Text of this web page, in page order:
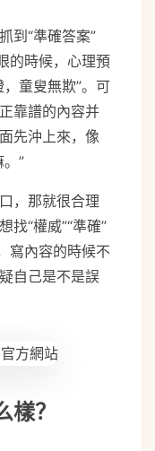
到“準確答案”
的時候，心理預
童叟無欺”。可
靠譜的內容并
先沖上來，像
”
，那就很合理
找“權威”“準確”
寫內容的時候不
自己是不是誤
？